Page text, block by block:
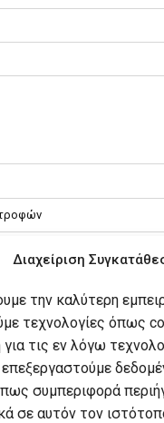
Διαχείριση
την καλύτερη
τεχνολογίες όπως
τις εν λόγω
επεξεργαστούμε
συμπεριφορά
σε αυτόν τον
μου